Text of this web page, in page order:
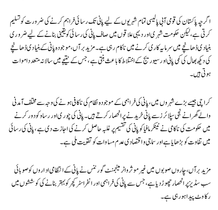
اگرچہ پاکستان کی قومی آبی پالیسی تمام شہریوں کے لیے پانی تک رسائی فراہم کرنے کی ضرورت کو تسلیم
کرتی ہے، لیکن حکومت شہری اور دیہی علاقوں میں صاف پانی کی رسائی کو یقینی بنانے کے لیے ضروری
بنیادی ڈھانچے میں سرمایہ کاری کرنے میں ناکام رہی ہے۔ مزید برآں، موجودہ پانی کے بنیادی ڈھانچے
کی دیکھ بھال کی کمی پانی اور سیوریج کے اختلاط کا باعث بنتی ہے، جس کے نتیجے میں سالانہ متعدد اموات
ہوتی ہیں۔
کراچی جیسے بڑے شہروں میں، پانی کی فراہمی کے موجودہ نظام کی ناکافی ہونے کی وجہ سے مختلف آمدنی
والے گھرانے نجی سپلائرز سے پانی خریدنے پر انحصار کرتے ہیں۔ پانی کی چوری اور رساو کو دور کرنے
میں حکومت کی ناکامی نے ٹینکر مافیاکو پانی کی تقسیم پر غلبہ حاصل کرنے کی اجازت دی ہے، پانی کی رسائی
میں تفاوت کو بڑھایا ہے اور سماجی و اقتصادی عدم مساوات کو تقویت ملی ہے۔
مزید برآں، چاروں صوبوں میں غیر موثر واٹر مینجمنٹ گورننس نے پانی کے انتظامی اداروں کو صوبائی
سب سڈیز پر انحصار چھوڑ دیا ہے، جس سے پانی کی فراہمی اور انفراسٹرکچر کو بہتر بنانے کی کوششوں میں
رکاوٹ پیدا ہو رہی ہے۔